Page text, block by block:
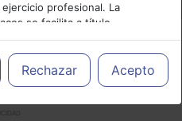
profesional. La
se facilita a título
de los
medicamentos y decidir, en
más adecuado a las
Rechazar Acepto